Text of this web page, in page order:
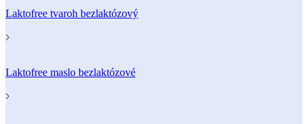
Laktofree tvaroh bezlaktózový
Laktofree maslo bezlaktózové